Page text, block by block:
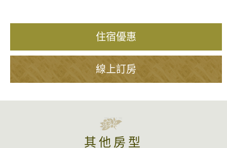
住宿優惠
線上訂房
其他房型